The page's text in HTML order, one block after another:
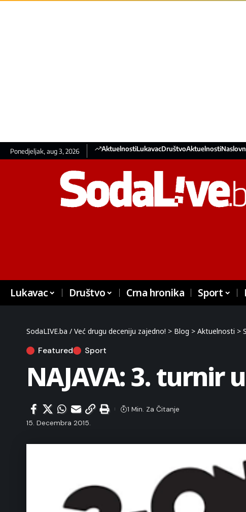
Ponedjeljak, aug 3, 2026 AktuelnostiLukavacDruštvoAktuelnosti
Lukavac Društvo Crna hronika Sport
SodaLIVE.ba / Već drugu deceniju zajedno! > Blog > Aktuelnosti >
Featured Sport
NAJAVA: 3. turnir
15. Decembra 2015.
1 Min. Za Čitanje